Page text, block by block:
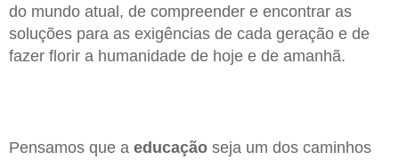
do mundo atual, de compreender e encontrar as
soluções para as exigências de cada geração e de
fazer florir a humanidade de hoje e de amanhã.
Pensamos que a educação seja um dos caminhos